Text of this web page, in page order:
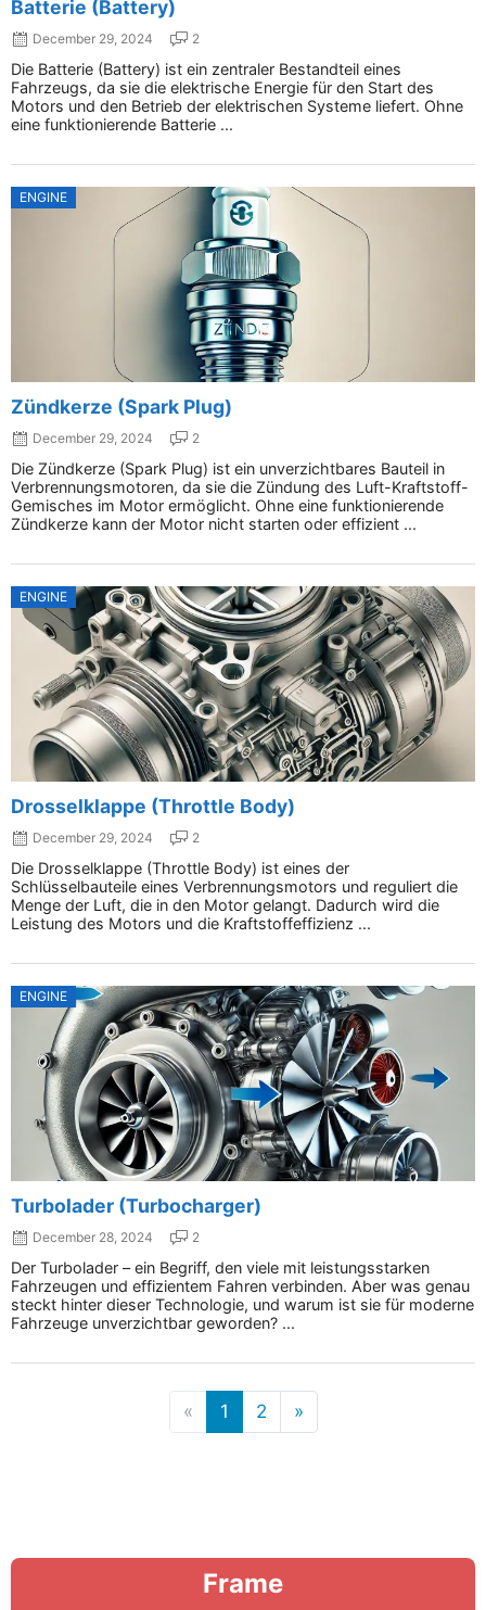
Batterie (Battery)
December 29, 2024 2
Die Batterie (Battery) ist ein zentraler Bestandteil eines
Fahrzeugs, da sie die elektrische Energie für den Start des
Motors und den Betrieb der elektrischen Systeme liefert. Ohne
eine funktionierende Batterie ...
ENGINE
Zündkerze (Spark Plug)
December 29, 2024 2
Die Zündkerze (Spark Plug) ist ein unverzichtbares Bauteil in
Verbrennungsmotoren, da sie die Zündung des Luft-Kraftstoff-
Gemisches im Motor ermöglicht. Ohne eine funktionierende
Zündkerze kann der Motor nicht starten oder effizient ...
ENGINE
Drosselklappe (Throttle Body)
December 29, 2024 2
Die Drosselklappe (Throttle Body) ist eines der
Schlüsselbauteile eines Verbrennungsmotors und reguliert die
Menge der Luft, die in den Motor gelangt. Dadurch wird die
Leistung des Motors und die Kraftstoffeffizienz ...
ENGINE
Turbolader (Turbocharger)
December 28, 2024 2
Der Turbolader – ein Begriff, den viele mit leistungsstarken
Fahrzeugen und effizientem Fahren verbinden. Aber was genau
steckt hinter dieser Technologie, und warum ist sie für moderne
Fahrzeuge unverzichtbar geworden? ...
« 1 2 »
Frame